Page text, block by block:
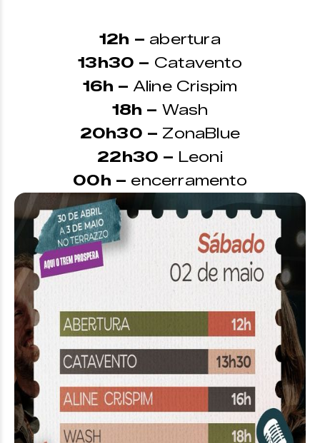
12h – abertura
13h30 – Catavento
16h – Aline Crispim
18h – Wash
20h30 – ZonaBlue
22h30 – Leoni
00h – encerramento